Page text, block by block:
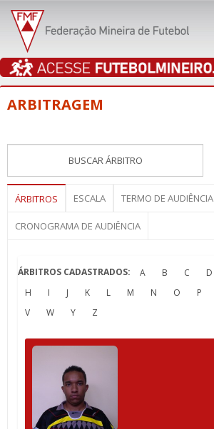
ARBITRAGEM
ÁRBITROS ESCALA TERMO DE AUDIÊNCIA
CRONOGRAMA DE AUDIÊNCIA
ÁRBITROS CADASTRADOS: A B C D
H
I J K L M N O P
V
W Y Z